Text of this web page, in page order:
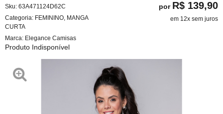
Sku: 63A471124D62C
Categoria: FEMININO, MANGA
CURTA
Marca: Elegance Camisas
Produto Indisponível
por R$ 139,90
em 12x sem juros